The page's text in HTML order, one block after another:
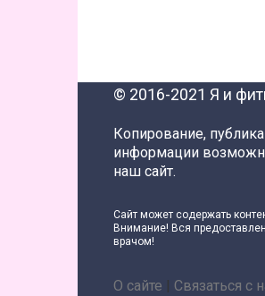
© 2016-2021 Я и
Копирование,
информации
наш сайт.
Сайт может содержать
Внимание! Вся
врачом!
О сайте Связаться с